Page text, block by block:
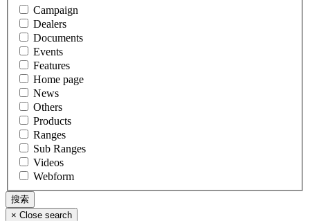
Campaign
Dealers
Documents
Events
Features
Home page
News
Others
Products
Ranges
Sub Ranges
Videos
Webform
× Close search